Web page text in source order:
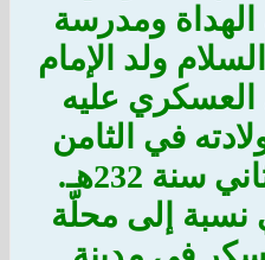
ومدرسة
ولد الإمام
عليه
في الثامن
من شهر ربيع الثاني سنة 232هـ.
إلى محلّة